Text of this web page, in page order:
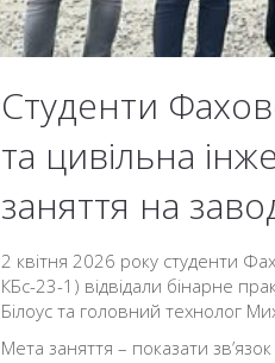
Студенти
та цивільна
заняття на
2 квітня 2026 року студенти
КБс-23-1) відвідали бінарне
Білоус та головний технолог
Мета заняття – показати